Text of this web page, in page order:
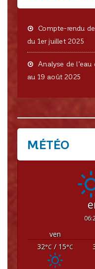
Compte-rendu
du 1er juillet 2025
Analyse de
au 19 août 2025
MÉTÉO
ven
32°C / 15°C